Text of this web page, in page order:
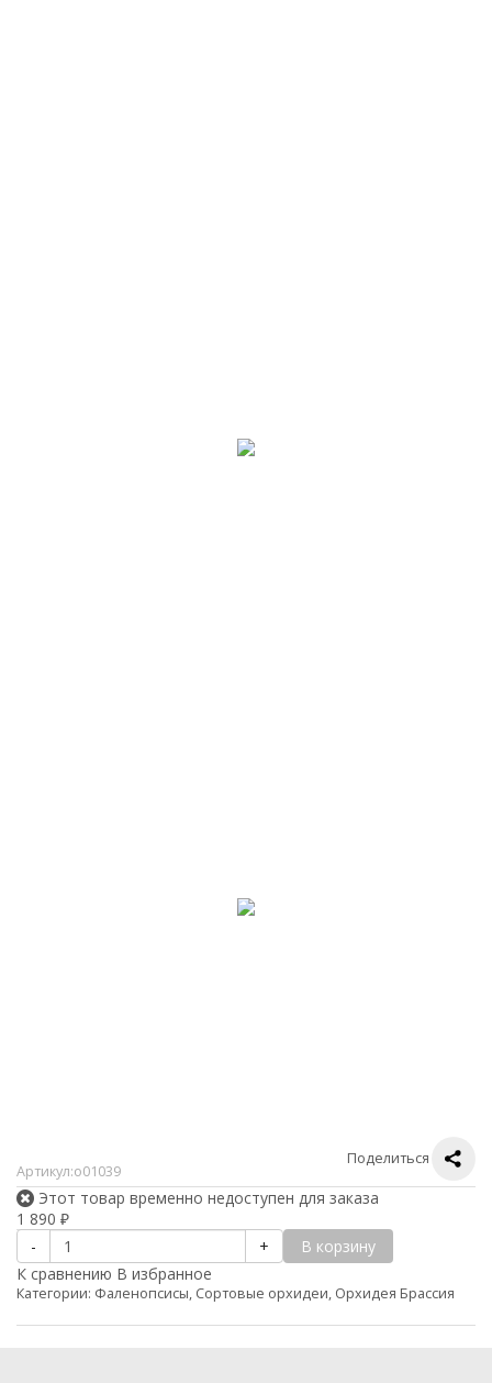
Артикул:о01039
Поделиться
Этот товар временно недоступен для заказа
1 890 ₽
- +
В корзину
К сравнению В избранное
Категории: Фаленопсисы, Сортовые орхидеи, Орхидея Брассия